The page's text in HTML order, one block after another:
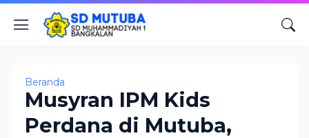
Beranda
Musyran IPM Kids
Perdana di Mutuba,